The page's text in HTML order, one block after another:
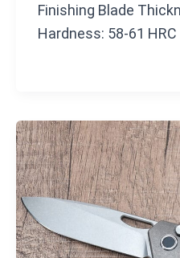
Finishing Blade
Hardness: 58-61